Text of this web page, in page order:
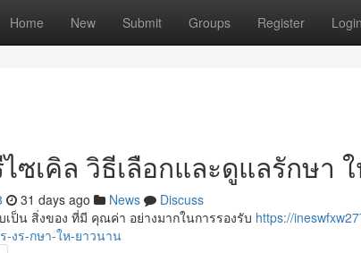
Home New Submit Groups Register Login
ไซเคิล วิธีเลือกและดูแลรักษา
31 days ago News
Discuss
เป็น สิ่งของ ที่มี คุณค่า อย่างมากในการรองรับ https://
-งร-กษา-ให-ยาวนาน